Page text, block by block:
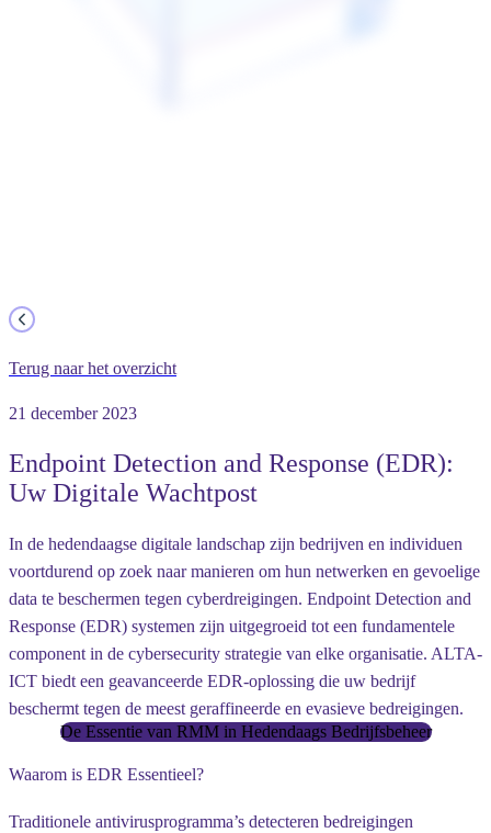
Terug naar het overzicht
21 december 2023
Endpoint Detection and Response (EDR):
Uw Digitale Wachtpost
In de hedendaagse digitale landschap zijn bedrijven en individuen
voortdurend op zoek naar manieren om hun netwerken en gevoelige
data te beschermen tegen cyberdreigingen. Endpoint Detection and
Response (EDR) systemen zijn uitgegroeid tot een fundamentele
component in de cybersecurity strategie van elke organisatie. ALTA-
ICT biedt een geavanceerde EDR-oplossing die uw bedrijf
beschermt tegen de meest geraffineerde en evasieve bedreigingen.
De Essentie van RMM in Hedendaags Bedrijfsbeheer
Waarom is EDR Essentieel?
Traditionele antivirusprogramma’s detecteren bedreigingen